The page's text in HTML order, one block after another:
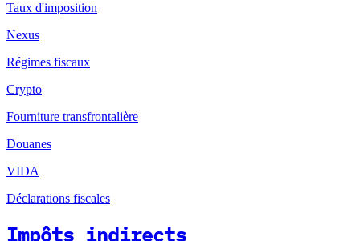
Taux d'imposition
Nexus
Régimes fiscaux
Crypto
Fourniture transfrontalière
Douanes
VIDA
Déclarations fiscales
Impôts indirects